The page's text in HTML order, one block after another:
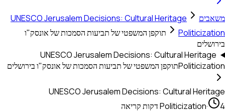
משאבים
UNESCO Jerusalem Decisions: Cultural Heritage
Politicization
תוקפן המשפטי של תביעות הסמכות של אונסק"ו
בירושלים
UNESCO Jerusalem Decisions: Cultural Heritage
Politicizationתוקפן המשפטי של תביעות הסמכות של אונסק"ו בירושלים
UNESCO Jerusalem Decisions: Cultural Heritage
Politicization· 4 דקות קריאה